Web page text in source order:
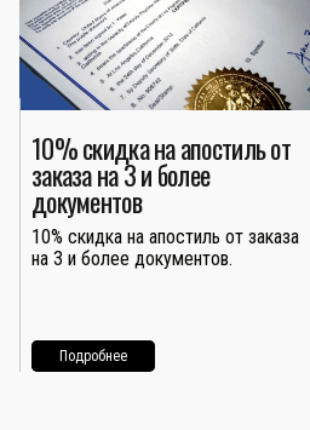
10% скидка на апостиль от
заказа на 3 и более
документов
10% скидка на апостиль от заказа
на 3 и более документов.
Подробнее